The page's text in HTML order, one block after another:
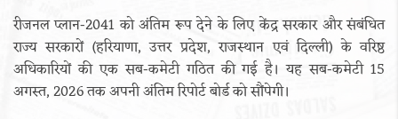
रीजनल प्लान-2041 को अंतिम रूप देने के लिए केंद्र सरकार और संबंधित
राज्य सरकारों (हरियाणा, उत्तर प्रदेश, राजस्थान एवं दिल्ली) के वरिष्ठ
अधिकारियों की एक सब-कमेटी गठित की गई है। यह सब-कमेटी 15
अगस्त, 2026 तक अपनी अंतिम रिपोर्ट बोर्ड को सौंपेगी।